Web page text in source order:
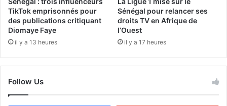
TikTok emprisonnés pour
des publications critiquant
Diomaye Faye
il y a 13 heures
Sénégal pour relancer ses
droits TV en Afrique de
l’Ouest
il y a 17 heures
Follow Us